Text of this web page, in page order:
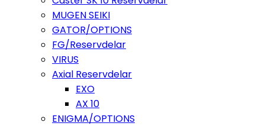
MUGEN SEIKI
GATOR/OPTIONS
FG/Reservdelar
VIRUS
Axial Reservdelar
EXO
AX 10
ENIGMA/OPTIONS